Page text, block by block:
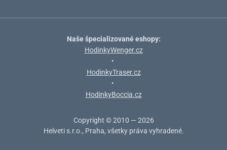
Naše špecializované eshopy:
HodinkyWenger.cz
•
HodinkyTraser.cz
•
HodinkyBoccia.cz
Copyright © 2010 — 2026
Helveti s.r.o., Praha, všetky práva vyhradené.